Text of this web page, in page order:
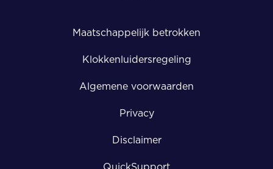
Maatschappelijk betrokken
Klokkenluidersregeling
Algemene voorwaarden
Privacy
Disclaimer